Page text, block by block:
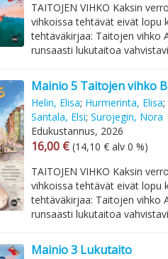
TAITOJEN VIHKO Kaksin
vihkoissa tehtävät eivät lopu
tehtäväkirjaa: Taitojen vihko
runsaasti lukutaitoa
Mainio 5 Taitojen vihko B
Helin, Elisa; Hurmerinta, Elisa;
Santala, Elsi; Surojegin, Nora
Edukustannus, 2026
Arvonlisäverollinen hinta
16,00 € Arvonlisäveroton hinta
(14,10 € alv 0 %)
TAITOJEN VIHKO Kaksin
vihkoissa tehtävät eivät lopu
tehtäväkirjaa: Taitojen vihko
runsaasti lukutaitoa
Mainio 3 Lukutaito